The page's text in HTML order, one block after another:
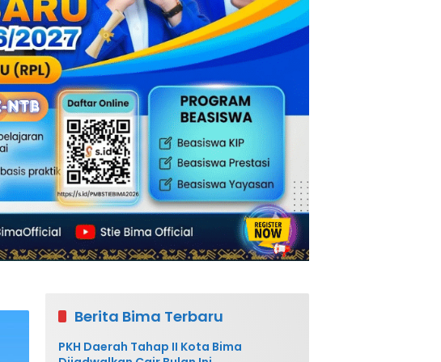
Berita Bima Terbaru
PKH Daerah Tahap II Kota Bima